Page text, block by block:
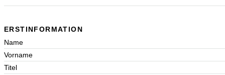
ERSTINFORMATION
Name
Vorname
Titel